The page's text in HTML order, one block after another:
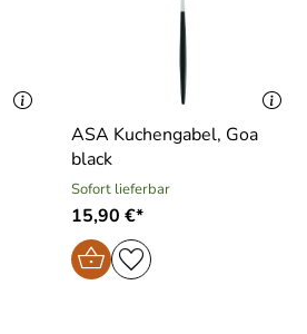
ASA Kuchengabel, Goa
black
Sofort lieferbar
15,90 €*